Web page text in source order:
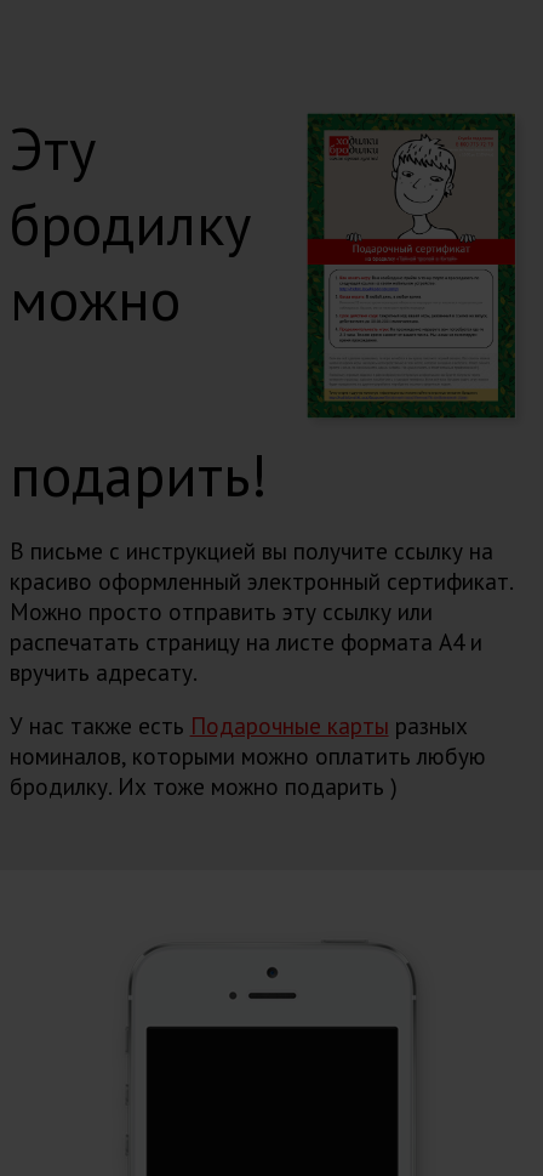
Эту
бродилку
можно
подарить!
В письме с инструкцией вы получите ссылку на
красиво оформленный электронный сертификат.
Можно просто отправить эту ссылку или
распечатать страницу на листе формата А4 и
вручить адресату.
У нас также есть Подарочные карты разных
номиналов, которыми можно оплатить любую
бродилку. Их тоже можно подарить )